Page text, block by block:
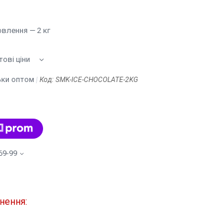
— 2 кг
ціни
оптом Код: SMK-ICE-CHOCOLATE-2KG
99